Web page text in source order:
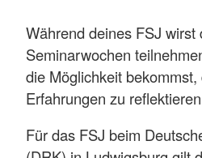
Während deines FSJ
Seminarwochen
die Möglichkeit
Erfahrungen zu
Für das FSJ beim